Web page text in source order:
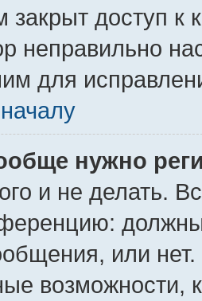
закрыт доступ к
неправильно
для
нужно
и не делать.
или